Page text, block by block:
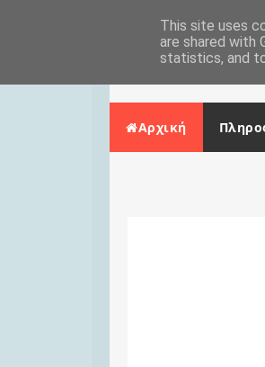
Αρχική
Αρχική
This site uses
are shared with
statistics, and